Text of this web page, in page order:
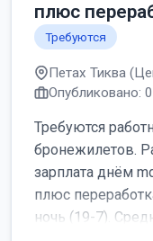
плюс
Требуются
Петах Тиква
Опубликовано:
Требуются
бронежилетов.
зарплата днём
плюс
ночь (19-7).